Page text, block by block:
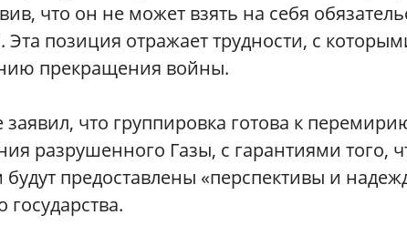
что он не может взять на себя
Эта позиция отражает трудности, с
прекращения войны.
заявил, что группировка готова к
разрушенного Газы, с гарантиями того,
предоставлены «перспективы и
государства.